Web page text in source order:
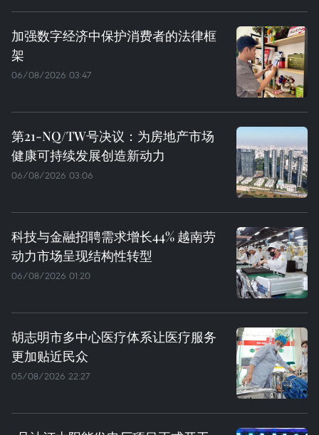
加强数字经济中保护消费者的法律框
架
06/08/2026 03:47
第21-NQ/TW号决议：为房地产市场
健康可持续发展创造新动力
06/08/2026 03:06
科技与金融招聘需求增长44% 越南劳
动力市场呈现结构性转型
06/08/2026 01:20
胡志明市多中心医疗体系让医疗服务
更加贴近民众
05/08/2026 22:27